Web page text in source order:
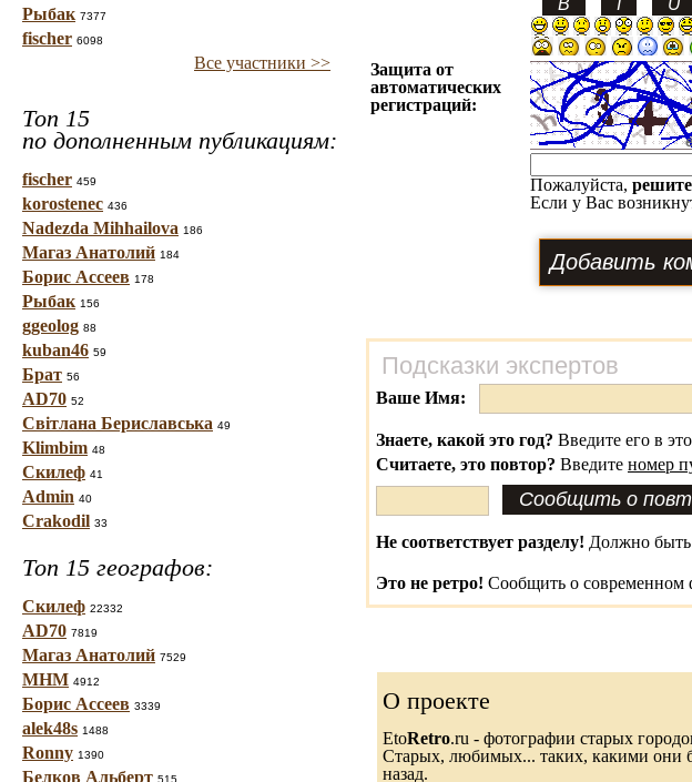
Рыбак 7377
fischer 6098
Все участники >>
Топ 15
по дополненным публикациям:
fischer 459
korostenec 436
Nadezda Mihhailova 186
Магаз Анатолий 184
Борис Ассеев 178
Рыбак 156
ggeolog 88
kuban46 59
Брат 56
AD70 52
Світлана Бериславська 49
Klimbim 48
Скилеф 41
Admin 40
Crakodil 33
Топ 15 географов:
Скилеф 22332
AD70 7819
Магаз Анатолий 7529
МНМ 4912
Борис Ассеев 3339
alek48s 1488
Ronny 1390
Белков Альберт 515
Защита от
автоматических
регистраций:
Пожалуйста,
Если у Вас
Подсказки экспертов
Ваше Имя:
Знаете, какой это год? Введите его в
Считаете, это повтор? Введите номер
Не соответствует разделу! Должно
Это не ретро! Сообщить о современном
О проекте
EtoRetro.ru - фотографии старых
Старых, любимых... таких, какими они
назад.